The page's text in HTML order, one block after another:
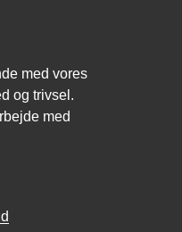
med vores
og trivsel.
med